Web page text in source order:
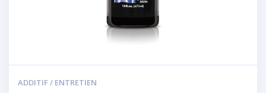
ADDITIF / ENTRETIEN